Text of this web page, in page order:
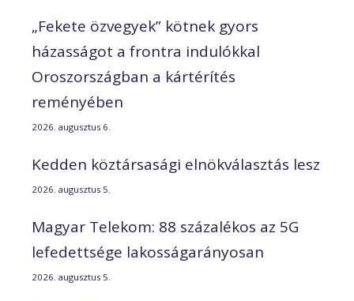
„Fekete özvegyek” kötnek gyors
házasságot a frontra indulókkal
Oroszországban a kártérítés
reményében
2026. augusztus 6.
Kedden köztársasági elnökválasztás lesz
2026. augusztus 5.
Magyar Telekom: 88 százalékos az 5G
lefedettsége lakosságarányosan
2026. augusztus 5.